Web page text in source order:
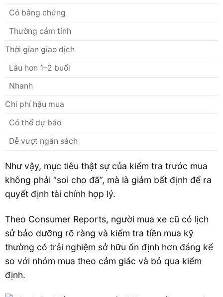
Có bằng chứng
Thường cảm tính
Thời gian giao dịch
Lâu hơn 1–2 buổi
Nhanh
Chi phí hậu mua
Có thể dự báo
Dễ vượt ngân sách
Như vậy, mục tiêu thật sự của kiểm tra trước mua
không phải “soi cho đã”, mà là giảm bất định để ra
quyết định tài chính hợp lý.
Theo Consumer Reports, người mua xe cũ có lịch
sử bảo dưỡng rõ ràng và kiểm tra tiền mua kỹ
thường có trải nghiệm sở hữu ổn định hơn đáng kể
so với nhóm mua theo cảm giác và bỏ qua kiểm
định.